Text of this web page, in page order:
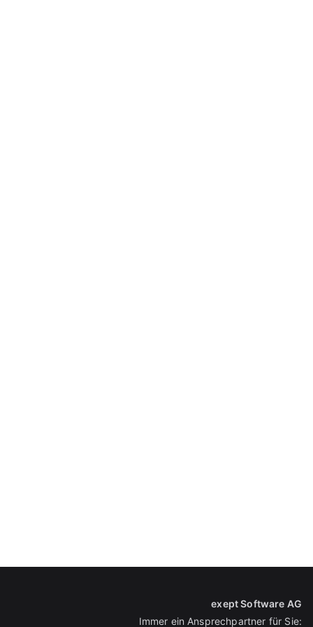
exept Software AG
Immer ein Ansprechpartner für Sie: